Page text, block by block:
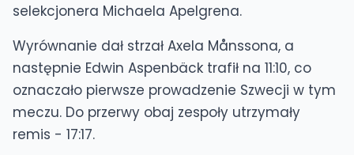
selekcjonera Michaela Apelgrena.
Wyrównanie dał strzał Axela Månssona, a
następnie Edwin Aspenbäck trafił na 11:10, co
oznaczało pierwsze prowadzenie Szwecji w tym
meczu. Do przerwy obaj zespoły utrzymały
remis - 17:17.